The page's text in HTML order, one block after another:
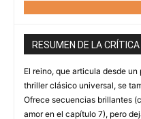
RESUMEN DE LA CRÍTICA
El reino, que articula desde
thriller clásico universal, se
Ofrece secuencias brillantes
amor en el capítulo 7), pero